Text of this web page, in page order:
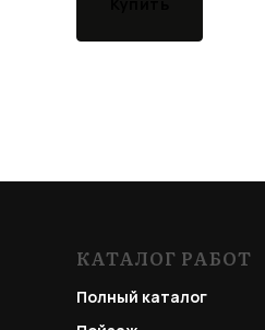
КАТАЛОГ РАБОТ
Полный каталог